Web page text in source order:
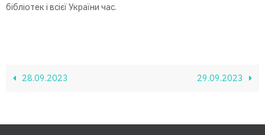
бібліотек і всієї України час.
28.09.2023 29.09.2023